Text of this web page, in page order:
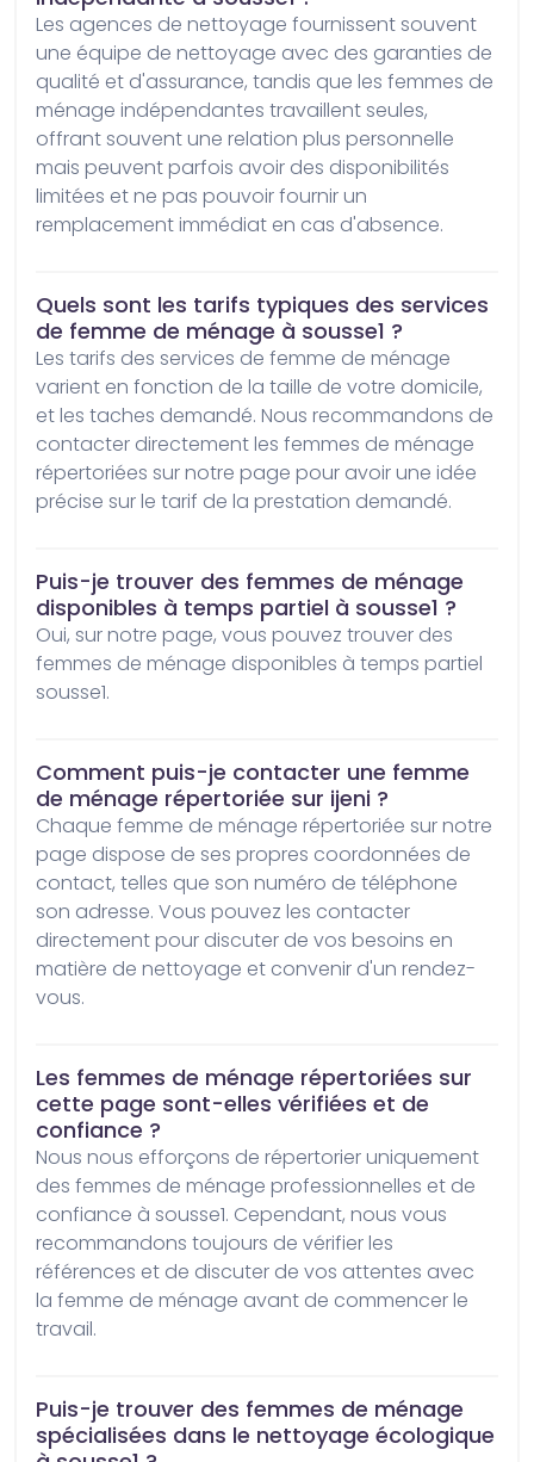
Les agences de nettoyage fournissent souvent
une équipe de nettoyage avec des garanties de
qualité et d'assurance, tandis que les femmes de
ménage indépendantes travaillent seules,
offrant souvent une relation plus personnelle
mais peuvent parfois avoir des disponibilités
limitées et ne pas pouvoir fournir un
remplacement immédiat en cas d'absence.
Quels sont les tarifs typiques des services
de femme de ménage à sousse1 ?
Les tarifs des services de femme de ménage
varient en fonction de la taille de votre domicile,
et les taches demandé. Nous recommandons de
contacter directement les femmes de ménage
répertoriées sur notre page pour avoir une idée
précise sur le tarif de la prestation demandé.
Puis-je trouver des femmes de ménage
disponibles à temps partiel à sousse1 ?
Oui, sur notre page, vous pouvez trouver des
femmes de ménage disponibles à temps partiel
sousse1.
Comment puis-je contacter une femme
de ménage répertoriée sur ijeni ?
Chaque femme de ménage répertoriée sur notre
page dispose de ses propres coordonnées de
contact, telles que son numéro de téléphone
son adresse. Vous pouvez les contacter
directement pour discuter de vos besoins en
matière de nettoyage et convenir d'un rendez-
vous.
Les femmes de ménage répertoriées sur
cette page sont-elles vérifiées et de
confiance ?
Nous nous efforçons de répertorier uniquement
des femmes de ménage professionnelles et de
confiance à sousse1. Cependant, nous vous
recommandons toujours de vérifier les
références et de discuter de vos attentes avec
la femme de ménage avant de commencer le
travail.
Puis-je trouver des femmes de ménage
spécialisées dans le nettoyage écologique